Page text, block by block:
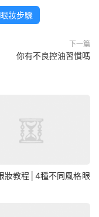
眼妝步驟
下一篇
你有不良控油習慣嗎
妝教程│4種不同風格眼